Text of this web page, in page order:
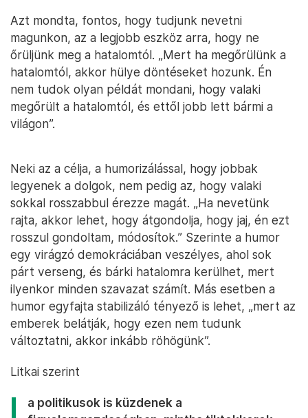
Azt mondta, fontos, hogy tudjunk nevetni
magunkon, az a legjobb eszköz arra, hogy ne
őrüljünk meg a hatalomtól. „Mert ha megőrülünk a
hatalomtól, akkor hülye döntéseket hozunk. Én
nem tudok olyan példát mondani, hogy valaki
megőrült a hatalomtól, és ettől jobb lett bármi a
világon”.
Neki az a célja, a humorizálással, hogy jobbak
legyenek a dolgok, nem pedig az, hogy valaki
sokkal rosszabbul érezze magát. „Ha nevetünk
rajta, akkor lehet, hogy átgondolja, hogy jaj, én ezt
rosszul gondoltam, módosítok.” Szerinte a humor
egy virágzó demokráciában veszélyes, ahol sok
párt verseng, és bárki hatalomra kerülhet, mert
ilyenkor minden szavazat számít. Más esetben a
humor egyfajta stabilizáló tényező is lehet, „mert az
emberek belátják, hogy ezen nem tudunk
változtatni, akkor inkább röhögünk”.
Litkai szerint
a politikusok is küzdenek a